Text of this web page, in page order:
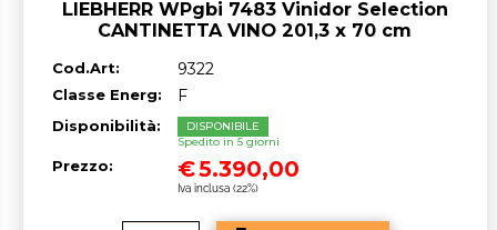
LIEBHERR WPgbi 7483 Vinidor Selection
CANTINETTA VINO 201,3 x 70 cm
RICHIEDI UN PREVENTIVO
Cod.Art: 9322
Classe Energ: F
Disponibilità:
DISPONIBILE
Spedito in 5 giorni
Prezzo: €5.390,00
Iva inclusa (22%)